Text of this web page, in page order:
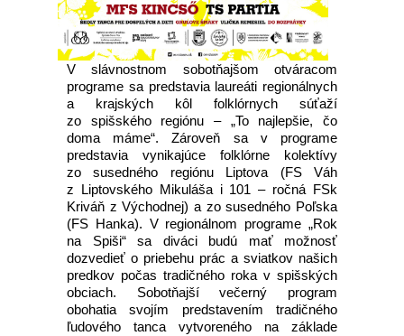
V slávnostnom sobotňajšom otváracom
programe sa predstavia laureáti regionálnych
a krajských kôl folklórnych súťaží
zo spišského regiónu – „To najlepšie, čo
doma máme“. Zároveň sa v programe
predstavia vynikajúce folklórne kolektívy
zo susedného regiónu Liptova (FS Váh
z Liptovského Mikuláša i 101 – ročná FSk
Kriváň z Východnej) a zo susedného Poľska
(FS Hanka). V regionálnom programe „Rok
na Spiši“ sa diváci budú mať možnosť
dozvedieť o priebehu prác a sviatkov našich
predkov počas tradičného roka v spišských
obciach. Sobotňajší večerný program
obohatia svojím predstavením tradičného
ľudového tanca vytvoreného na základe